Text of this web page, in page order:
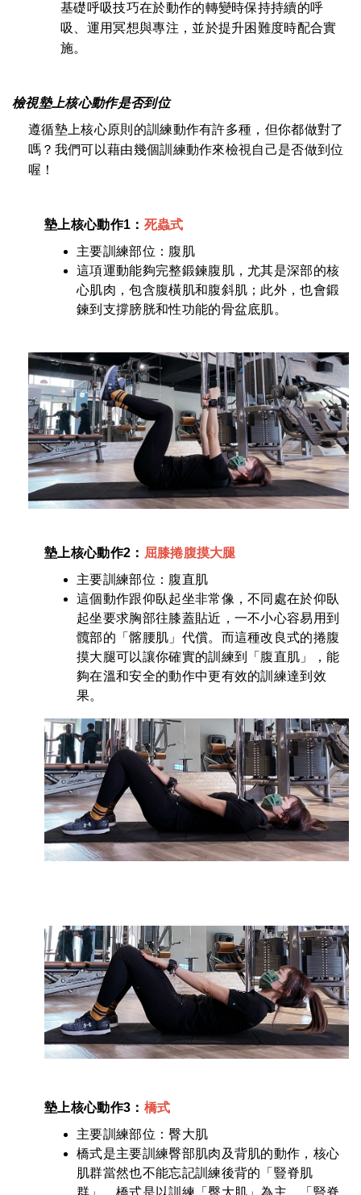
基礎呼吸技巧在於動作的轉變時保持持續的呼
吸、運用冥想與專注，並於提升困難度時配合實
施。
檢視墊上核心動作是否到位
遵循墊上核心原則的訓練動作有許多種，但你都做對了
嗎？我們可以藉由幾個訓練動作來檢視自己是否做到位
喔！
墊上核心動作1： 死蟲式
主要訓練部位：腹肌
這項運動能夠完整鍛鍊腹肌，尤其是深部的核
心肌肉，包含腹橫肌和腹斜肌；此外，也會鍛
鍊到支撐膀胱和性功能的骨盆底肌。
墊上核心動作2 ： 屈膝捲腹摸大腿
主要訓練部位：腹直肌
這個動作跟仰臥起坐非常像，不同處在於仰臥
起坐要求胸部往膝蓋貼近，一不小心容易用到
髖部的「髂腰肌」代償。而這種改良式的捲腹
摸大腿可以讓你確實的訓練到「腹直肌」，能
夠在溫和安全的動作中更有效的訓練達到效
果。
墊上核心動作3 ： 橋式
主要訓練部位：臀大肌
橋式是主要訓練臀部肌肉及背肌的動作，核心
肌群當然也不能忘記訓練後背的「豎脊肌
群」。橋式是以訓練「臀大肌」為主、「豎脊